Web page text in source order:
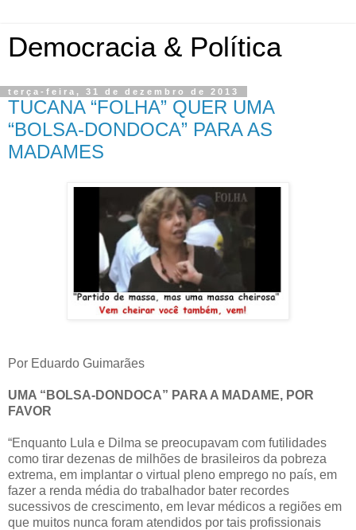
Democracia & Política
terça-feira, 31 de dezembro de 2013
TUCANA “FOLHA” QUER UMA
“BOLSA-DONDOCA” PARA AS
MADAMES
Por Eduardo Guimarães
UMA “BOLSA-DONDOCA” PARA A MADAME, POR
FAVOR
“Enquanto Lula e Dilma se preocupavam com futilidades
como tirar dezenas de milhões de brasileiros da pobreza
extrema, em implantar o virtual pleno emprego no país, em
fazer a renda média do trabalhador bater recordes
sucessivos de crescimento, em levar médicos a regiões em
que muitos nunca foram atendidos por tais profissionais